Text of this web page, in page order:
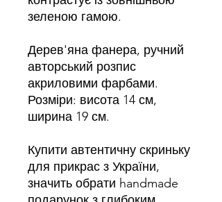
зеленою гамою.
Дерев'яна фанера, ручний
авторський розпис
акриловими фарбами.
Розміри: висота 14 см,
ширина 19 см.
Купити автентичну скриньку
для прикрас з України,
значить обрати handmade